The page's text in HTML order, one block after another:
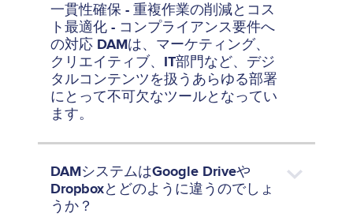
一貫性確保 - 重複作業の削減とコス
ト最適化 - コンプライアンス要件へ
の対応 DAMは、マーケティング、
クリエイティブ、IT部門など、デジ
タルコンテンツを扱うあらゆる部署
にとって不可欠なツールとなってい
ます。
DAMシステムはGoogle Driveや
Dropboxとどのように違うのでしょ
うか？